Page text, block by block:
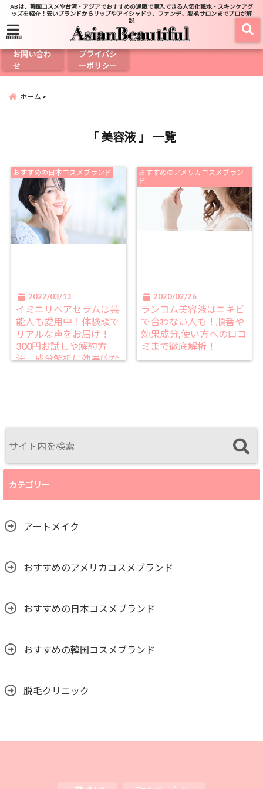
ABは、韓国コスメや台湾・アジアでおすすめの通販で購入できる人気化粧水・スキンケアグ
ッズを紹介！安いブランドからリップやアイシャドウ、ファンデ、脱毛サロンまでプロが解
説
menu
お問い合わ
せ
プライバシ
ーポリシー
ホーム
「 美容液 」 一覧
おすすめの日本コスメブランド
2022/03/13
イミニリペアセラムは芸
能人も愛用中！体験談で
リアルな声をお届け！
300円お試しや解約方
法、成分解析に効果的な
おすすめのアメリカコスメブラン
ド
2020/02/26
ランコム美容液はニキビ
で合わない人も！順番や
効果成分,使い方への口コ
ミまで徹底解析！
カテゴリー
アートメイク
おすすめのアメリカコスメブランド
おすすめの日本コスメブランド
おすすめの韓国コスメブランド
脱毛クリニック